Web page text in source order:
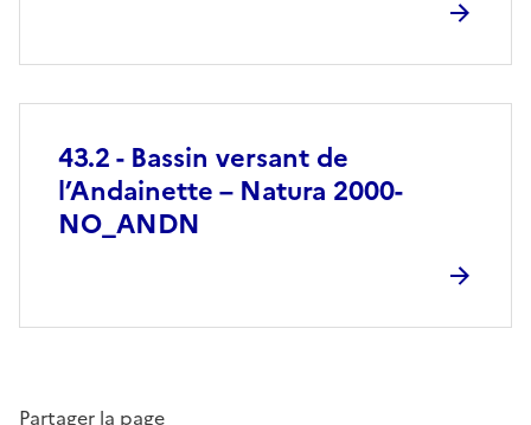
43.2 - Bassin versant de
l’Andainette – Natura 2000-
NO_ANDN
Partager la page